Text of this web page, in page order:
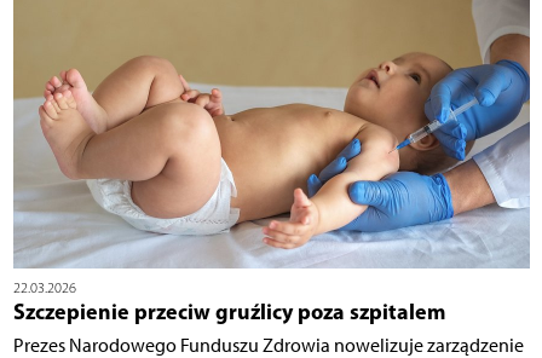
22.03.2026
Szczepienie przeciw gruźlicy poza szpitalem
Prezes Narodowego Funduszu Zdrowia nowelizuje zarządzenie